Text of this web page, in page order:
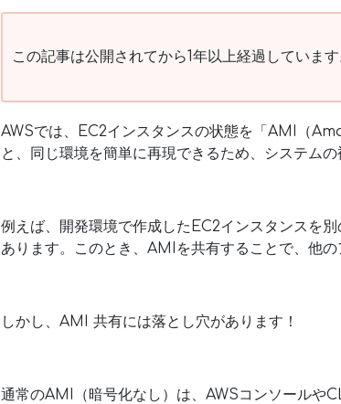
この記事は公開されてから1年以上経過していま
AWSでは、EC2インスタンスの状態を「AMI（
と、同じ環境を簡単に再現できるため、システム
例えば、開発環境で作成したEC2インスタンスを
あります。このとき、AMIを共有することで、他
しかし、AMI 共有には落とし穴があります！
通常のAMI（暗号化なし）は、AWSコンソール